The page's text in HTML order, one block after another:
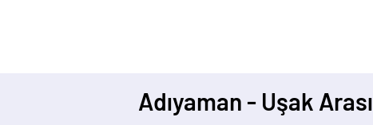
Adıyaman - Uşak Arası